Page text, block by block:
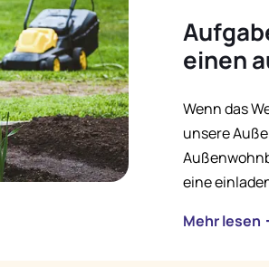
einen
Wenn das
unsere
eine
Mehr lesen